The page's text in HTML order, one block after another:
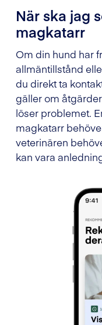
När ska jag
magkatarr
Om din hund har
allmäntillstånd
du direkt ta
gäller om
löser problemet.
magkatarr
veterinären
kan vara